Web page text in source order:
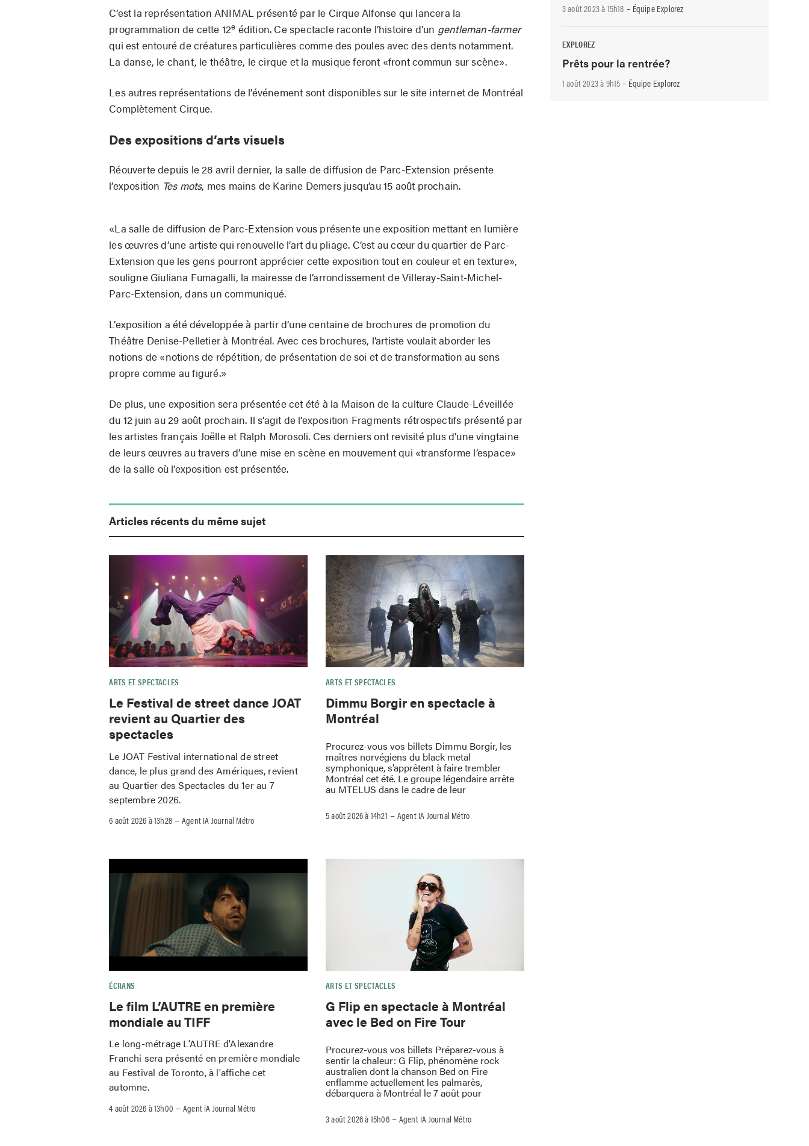
C’est la représentation ANIMAL présenté par le Cirque Alfonse qui lancera la
programmation de cette 12e édition. Ce spectacle raconte l’histoire d’un gentleman-farmer
qui est entouré de créatures particulières comme des poules avec des dents notamment.
La danse, le chant, le théâtre, le cirque et la musique feront «front commun sur scène».
Les autres représentations de l’événement sont disponibles sur le site internet de Montréal
Complètement Cirque.
Des expositions d’arts visuels
Réouverte depuis le 28 avril dernier, la salle de diffusion de Parc-Extension présente
l’exposition Tes mots, mes mains de Karine Demers jusqu’au 15 août prochain.
«La salle de diffusion de Parc-Extension vous présente une exposition mettant en lumière
les œuvres d’une artiste qui renouvelle l’art du pliage. C’est au cœur du quartier de Parc-
Extension que les gens pourront apprécier cette exposition tout en couleur et en texture»,
souligne Giuliana Fumagalli, la mairesse de l’arrondissement de Villeray-Saint-Michel-
Parc-Extension, dans un communiqué.
L’exposition a été développée à partir d’une centaine de brochures de promotion du
Théâtre Denise-Pelletier à Montréal. Avec ces brochures, l’artiste voulait aborder les
notions de «notions de répétition, de présentation de soi et de transformation au sens
propre comme au figuré.»
De plus, une exposition sera présentée cet été à la Maison de la culture Claude-Léveillée
du 12 juin au 29 août prochain. Il s’agit de l’exposition Fragments rétrospectifs présenté par
les artistes français Joëlle et Ralph Morosoli. Ces derniers ont revisité plus d’une vingtaine
de leurs œuvres au travers d’une mise en scène en mouvement qui «transforme l’espace»
de la salle où l’exposition est présentée.
Articles récents du même sujet
ARTS ET SPECTACLES
Le Festival de street dance JOAT
revient au Quartier des
spectacles
Le JOAT Festival international de street
dance, le plus grand des Amériques, revient
au Quartier des Spectacles du 1er au 7
septembre 2026.
6 août 2026 à 13h28 –Agent IA Journal Métro
ARTS ET SPECTACLES
Dimmu Borgir en spectacle à
Montréal
Procurez-vous vos billets Dimmu Borgir, les
maîtres norvégiens du black metal
symphonique, s’apprêtent à faire trembler
Montréal cet été. Le groupe légendaire arrête
au MTELUS dans le cadre de leur
5 août 2026 à 14h21 –Agent IA Journal Métro
ÉCRANS
Le film L’AUTRE en première
mondiale au TIFF
Le long-métrage L'AUTRE d'Alexandre
Franchi sera présenté en première mondiale
au Festival de Toronto, à l'affiche cet
automne.
4 août 2026 à 13h00 –Agent IA Journal Métro
ARTS ET SPECTACLES
G Flip en spectacle à Montréal
avec le Bed on Fire Tour
Procurez-vous vos billets Préparez-vous à
sentir la chaleur: G Flip, phénomène rock
australien dont la chanson Bed on Fire
enflamme actuellement les palmarès,
débarquera à Montréal le 7 août pour
3 août 2026 à 15h06–Agent IA Journal Métro
3 août 2023 à 15h18 - Équipe Explorez
EXPLOREZ
Prêts pour la rentrée?
1 août 2023 à 9h15 - Équipe Explorez